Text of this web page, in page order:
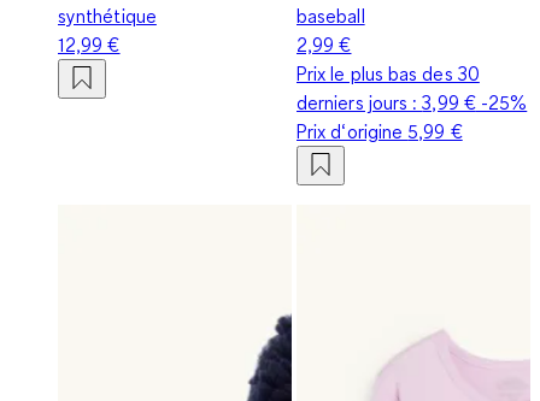
synthétique
12,99 €
baseball
2,99 €
Prix le plus bas des 30
derniers jours :3,99 €-25%
Prix d‘origine 5,99 €